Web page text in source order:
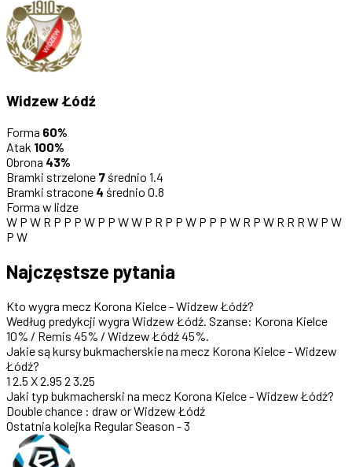
Widzew Łódź
Forma 60%
Atak 100%
Obrona 43%
Bramki strzelone 7 średnio 1.4
Bramki stracone 4 średnio 0.8
Forma w lidze
W P W R P P P W P P WW P R P P W P P P W R P W R R R W P W
P W
Najczęstsze pytania
Kto wygra mecz Korona Kielce - Widzew Łódź?
Według predykcji wygra Widzew Łódź . Szanse: Korona Kielce
10% / Remis 45% / Widzew Łódź 45%
Jakie są kursy bukmacherskie na mecz Korona Kielce - Widzew
Łódź?
1 2.5 X2.95 2 3.25
Jaki typ bukmacherski na mecz Korona Kielce - Widzew Łódź?
Double chance : draw or Widzew Łódź
Ostatnia kolejka Regular Season - 3